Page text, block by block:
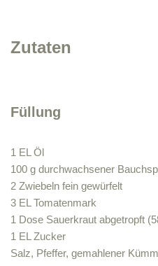
Zutaten
Füllung
1 EL Öl
100 g durchwachsener
2 Zwiebeln fein gewürfelt
3 EL Tomatenmark
1 Dose Sauerkraut abgetropft
1 EL Zucker
Salz, Pfeffer, gemahlener